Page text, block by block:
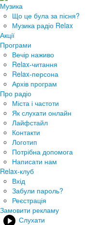
Музика
Що це була за пісня?
Музика радіо Relax
Акції
Програми
Вечір наживо
Relax-читання
Relax-персона
Архів програм
Про радіо
Міста і частоти
Як слухати онлайн
Лайфстайл
Контакти
Логотип
Потрібна допомога
Написати нам
Relax-клуб
Вхід
Забули пароль?
Реєстрація
Замовити рекламу
Слухати